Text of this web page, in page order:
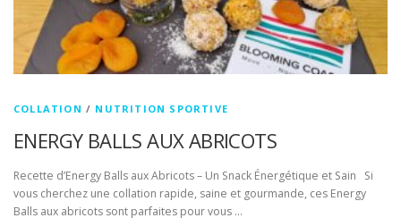
COLLATION / NUTRITION SPORTIVE
ENERGY BALLS AUX ABRICOTS
Recette d’Energy Balls aux Abricots – Un Snack Énergétique et Sain Si
vous cherchez une collation rapide, saine et gourmande, ces Energy
Balls aux abricots sont parfaites pour vous …